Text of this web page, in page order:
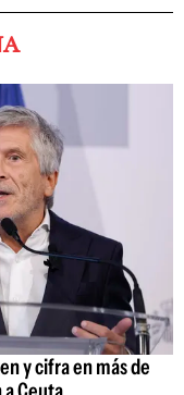
y cifra en más de